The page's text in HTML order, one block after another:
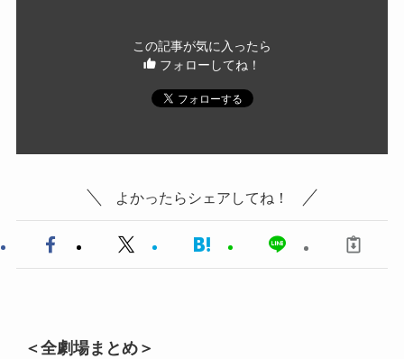
この記事が気に入ったら
フォローしてね！
よかったらシェアしてね！
＜全劇場まとめ＞